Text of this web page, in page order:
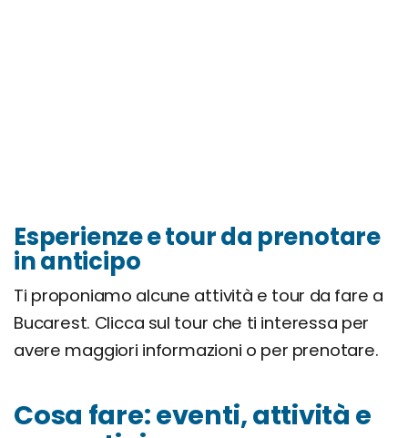
Esperienze e tour da prenotare
in anticipo
Ti proponiamo alcune attività e tour da fare a
Bucarest. Clicca sul tour che ti interessa per
avere maggiori informazioni o per prenotare.
Cosa fare: eventi, attività e